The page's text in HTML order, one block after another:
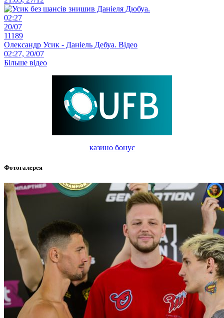
02:27
20/07
11189
Олександр Усик - Даніель Дебуа. Відео
02:27, 20/07
Більше відео
казино бонус
Фотогалерея